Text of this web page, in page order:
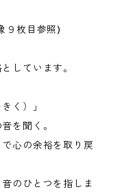
９枚目参照)
しています。
く）」
を聞く。
心の余裕を取り戻
のひとつを指しま